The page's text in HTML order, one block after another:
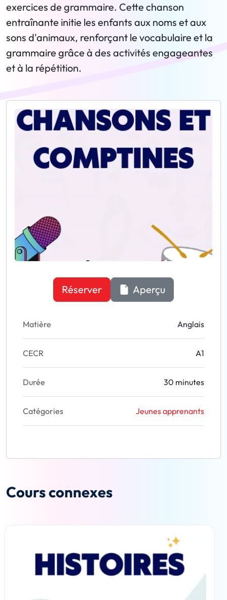
exercices de grammaire. Cette chanson
entraînante initie les enfants aux noms et aux
sons d'animaux, renforçant le vocabulaire et la
grammaire grâce à des activités engageantes
et à la répétition.
Réserver Aperçu
Matière Anglais
CECR A1
Durée 30 minutes
Catégories Jeunes apprenants
Cours connexes